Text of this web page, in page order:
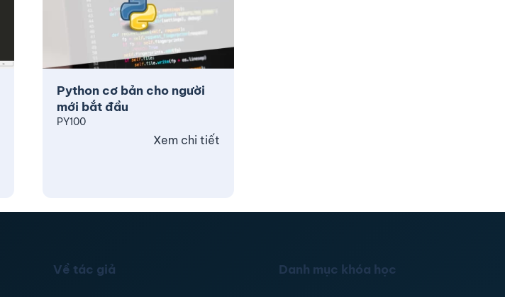
Python cơ bản cho người
mới bắt đầu
PY100
Xem chi tiết
Về tác giả Danh mục khóa học